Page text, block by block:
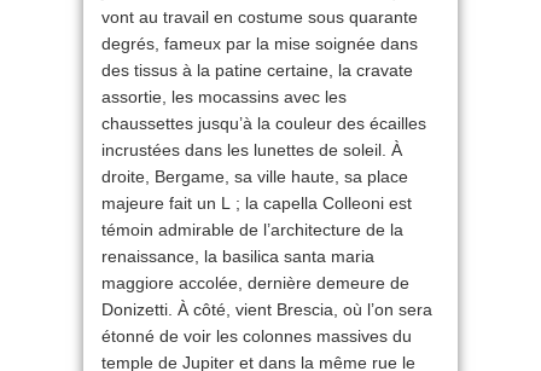
vont au travail en costume sous quarante
degrés, fameux par la mise soignée dans
des tissus à la patine certaine, la cravate
assortie, les mocassins avec les
chaussettes jusqu’à la couleur des écailles
incrustées dans les lunettes de soleil. À
droite, Bergame, sa ville haute, sa place
majeure fait un L ; la capella Colleoni est
témoin admirable de l’architecture de la
renaissance, la basilica santa maria
maggiore accolée, dernière demeure de
Donizetti. À côté, vient Brescia, où l’on sera
étonné de voir les colonnes massives du
temple de Jupiter et dans la même rue le